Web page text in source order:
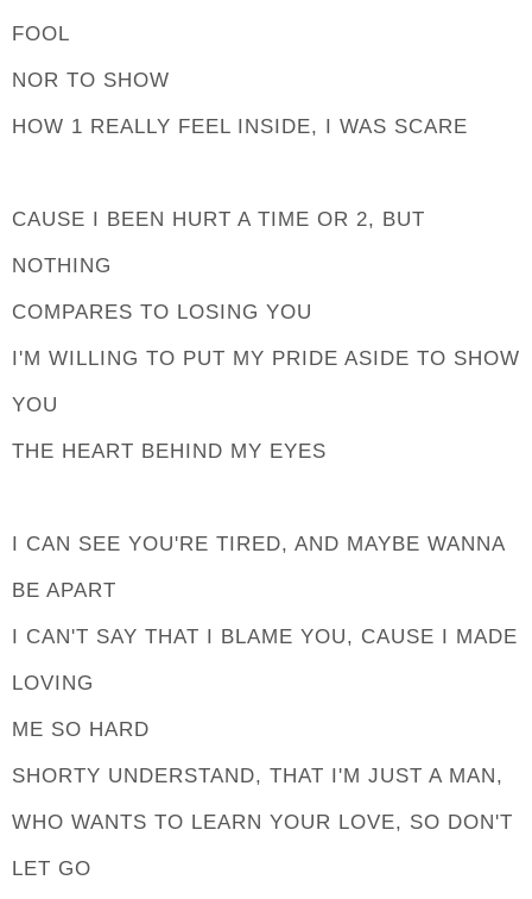
FOOL
NOR TO SHOW
HOW 1 REALLY FEEL INSIDE, I WAS SCARE
CAUSE I BEEN HURT A TIME OR 2, BUT
NOTHING
COMPARES TO LOSING YOU
I'M WILLING TO PUT MY PRIDE ASIDE TO SHOW
YOU
THE HEART BEHIND MY EYES
I CAN SEE YOU'RE TIRED, AND MAYBE WANNA
BE APART
I CAN'T SAY THAT I BLAME YOU, CAUSE I MADE
LOVING
ME SO HARD
SHORTY UNDERSTAND, THAT I'M JUST A MAN,
WHO WANTS TO LEARN YOUR LOVE, SO DON'T
LET GO